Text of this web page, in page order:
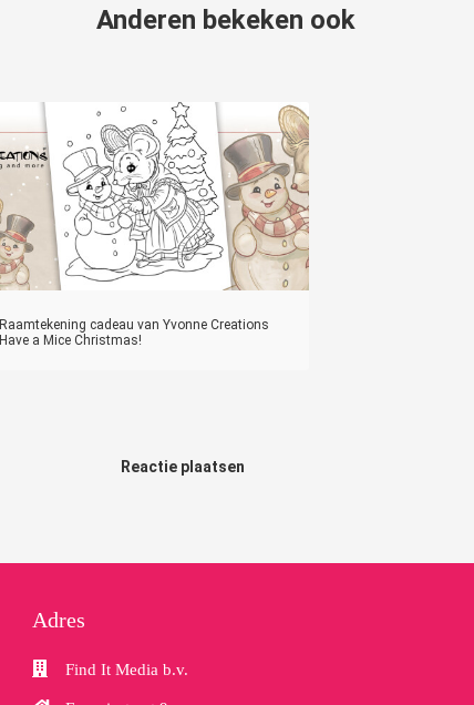
Anderen bekeken ook
Raamtekening cadeau van Yvonne Creations
Have a Mice Christmas!
Reactie plaatsen
Adres
Find It Media b.v.